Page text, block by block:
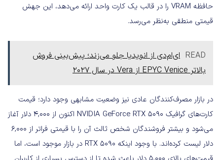
حافظه VRAM را در قالب یک کارت واحد ارائه می‌دهد، این جهش
قیمتی منطقی به‌نظر می‌رسد.
READ ای‌ام‌دی از انویدیا جلو می‌زند؛ پیش‌بینی فروش
بالاتر EPYC Venice از Vera در سال ۲۰۲۷
در بازار مصرف‌کنندگان عادی نیز وضعیت مشابهی وجود دارد؛ قیمت
کارت‌های گرافیک NVIDIA GeForce RTX 5090 اکنون از 4,000 دلار آغاز
می‌شود و بیشتر فروشندگان شخص ثالث آن را با قیمتی فراتر از 6,000
دلار لیست کرده‌اند. با وجود اینکه RTX 5090 در بازار موجود است، اما